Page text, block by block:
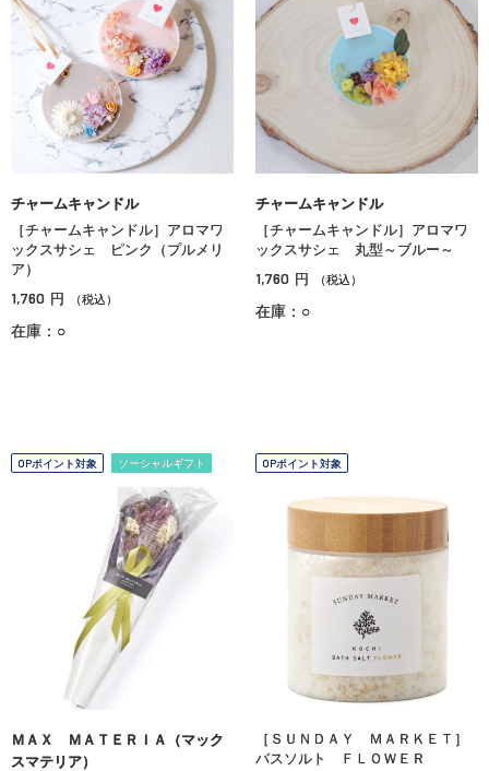
チャームキャンドル
［チャームキャンドル］アロマワ
ックスサシェ ピンク（プルメリ
ア）
1,760 円 （税込）
在庫：○
チャームキャンドル
［チャームキャンドル］アロマワ
ックスサシェ 丸型～ブルー～
1,760 円 （税込）
在庫：○
OPポイント対象 ソーシャルギフト
ＭＡＸ ＭＡＴＥＲＩＡ（マック
スマテリア）
OPポイント対象
［ＳＵＮＤＡＹ ＭＡＲＫＥＴ］
バスソルト ＦＬＯＷＥＲ